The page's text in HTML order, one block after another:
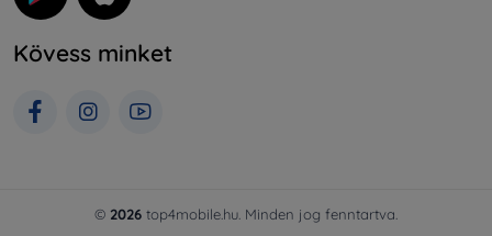
Kövess minket
© 2026 top4mobile.hu. Minden jog fenntartva.